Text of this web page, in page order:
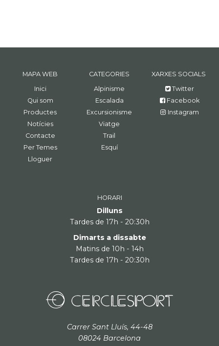
MAPA WEB
Inici
Qui som
Productes
Notícies
Contacte
Per Temes
Lloguer
CATEGORIES
Alpinisme
Escalada
Excursionisme
Viatge
Trail
Esquí
XARXES SOCIALS
Twitter
Facebook
Instagram
HORARI
Dilluns
Tardes de 17h - 20:30h
Dimarts a dissabte
Matins de 10h - 14h
Tardes de 17h - 20:30h
Carrer Sant Lluís, 44-48
08024 Barcelona